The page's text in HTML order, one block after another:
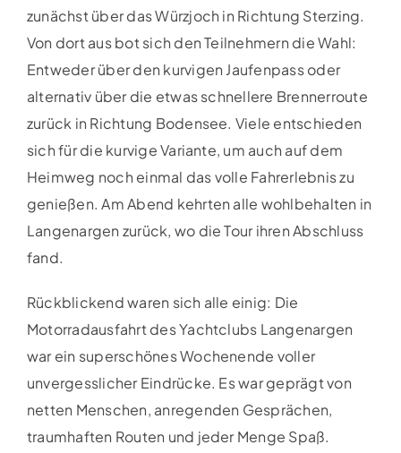
zunächst über das Würzjoch in Richtung Sterzing.
Von dort aus bot sich den Teilnehmern die Wahl:
Entweder über den kurvigen Jaufenpass oder
alternativ über die etwas schnellere Brennerroute
zurück in Richtung Bodensee. Viele entschieden
sich für die kurvige Variante, um auch auf dem
Heimweg noch einmal das volle Fahrerlebnis zu
genießen. Am Abend kehrten alle wohlbehalten in
Langenargen zurück, wo die Tour ihren Abschluss
fand.
Rückblickend waren sich alle einig: Die
Motorradausfahrt des Yachtclubs Langenargen
war ein superschönes Wochenende voller
unvergesslicher Eindrücke. Es war geprägt von
netten Menschen, anregenden Gesprächen,
traumhaften Routen und jeder Menge Spaß.